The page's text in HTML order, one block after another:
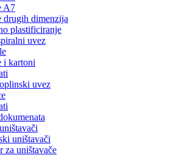
A7
drugih dimenzija
plastificiranje
uvez
i kartoni
uvez
uništavači
za uništavače